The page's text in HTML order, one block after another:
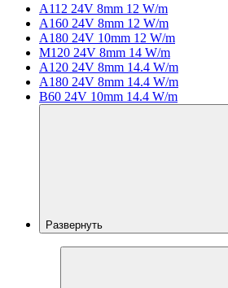
A112 24V 8mm 12 W/m
A160 24V 8mm 12 W/m
A180 24V 10mm 12 W/m
M120 24V 8mm 14 W/m
A120 24V 8mm 14.4 W/m
A180 24V 8mm 14.4 W/m
B60 24V 10mm 14.4 W/m
Развернуть